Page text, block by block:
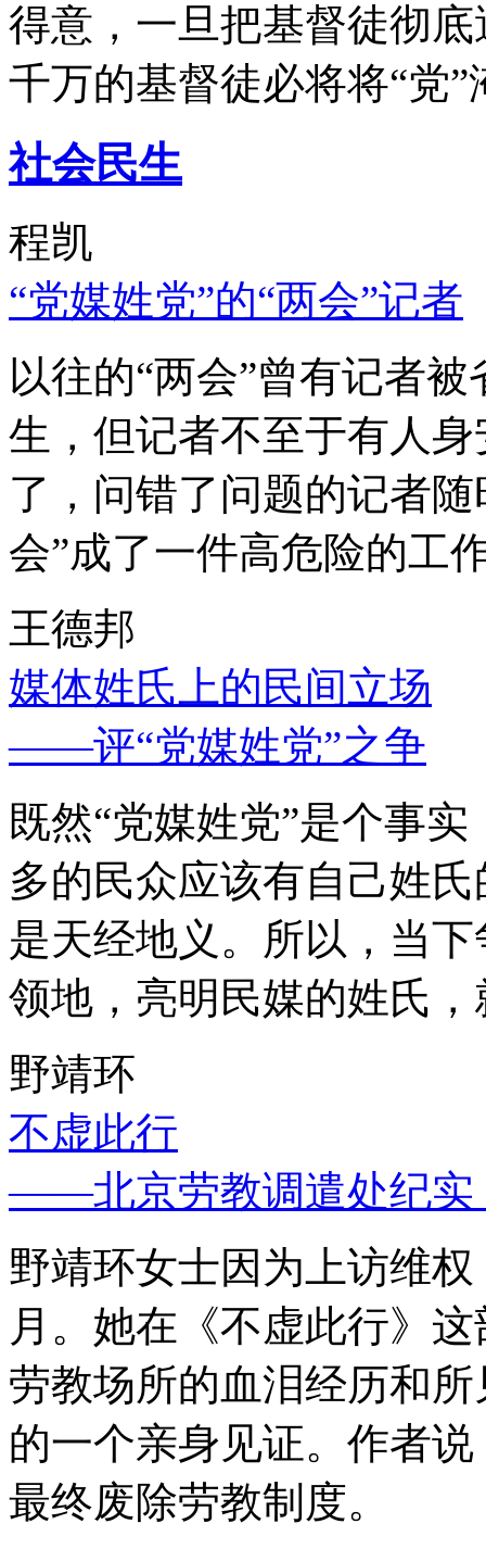
得意，一旦把基督徒彻
千万的基督徒必将将“党”
社会民生
程凯
“党媒姓党”的“两会”记者
以往的“两会”曾有记者
生，但记者不至于有人
了，问错了问题的记者
会”成了一件高危险的工
王德邦
媒体姓氏上的民间立场
——评“党媒姓党”之争
既然“党媒姓党”是个事
多的民众应该有自己姓
是天经地义。所以，当
领地，亮明民媒的姓氏
野靖环
不虚此行
——北京劳教调遣处纪实
野靖环女士因为上访维
月。她在《不虚此行》
劳教场所的血泪经历和
的一个亲身见证。作者
最终废除劳教制度。